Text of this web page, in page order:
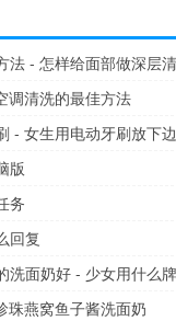
法 - 怎样给面部做深层
调清洗的最佳方法
- 女生用电动牙刷放下边
版
务
回复
洗面奶好 - 少女用什么
珠燕窝鱼子酱洗面奶